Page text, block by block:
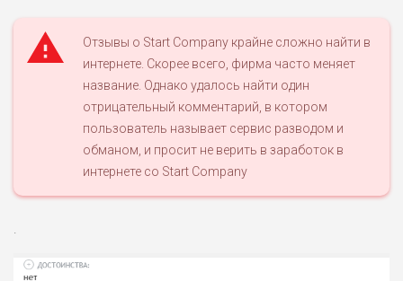
Отзывы о Start Company крайне сложно найти в
интернете. Скорее всего, фирма часто меняет
название. Однако удалось найти один
отрицательный комментарий, в котором
пользователь называет сервис разводом и
обманом, и просит не верить в заработок в
интернете со Start Company
.